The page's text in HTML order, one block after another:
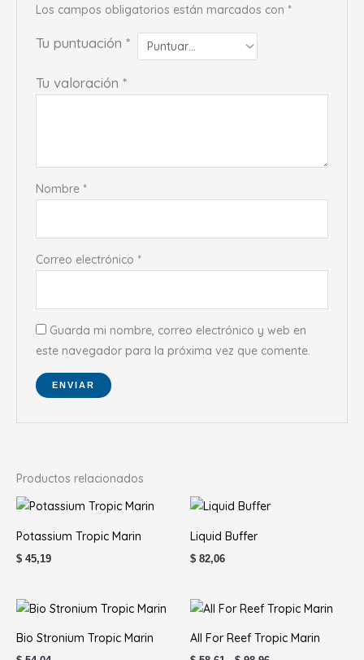
Los campos obligatorios están marcados con *
Tu puntuación*
Tu valoración*
Nombre *
Correo electrónico *
Guarda mi nombre, correo electrónico y web en
este navegador para la próxima vez que comente.
Productos relacionados
Potassium Tropic Marin
$ 45,19
Liquid Buffer
$ 82,06
Bio Stronium Tropic Marin All For Reef Tropic Marin
Rango
precios:
desde
$ 58,61